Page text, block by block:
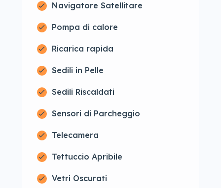
Navigatore Satellitare
Pompa di calore
Ricarica rapida
Sedili in Pelle
Sedili Riscaldati
Sensori di Parcheggio
Telecamera
Tettuccio Apribile
Vetri Oscurati